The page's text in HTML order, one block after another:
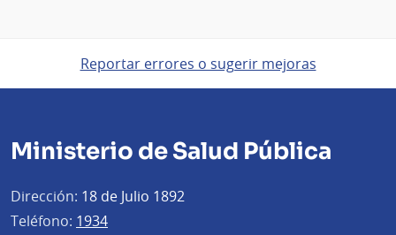
Reportar errores o sugerir mejoras
Ministerio de Salud Pública
Dirección: 18 de Julio 1892
Teléfono: 1934